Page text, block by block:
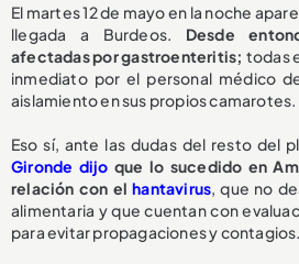
El martes 12 de mayo en la noche
llegada a Burdeos. Desde
afectadas por gastroenteritis; todas
inmediato por el personal médico
aislamiento en sus propios camarotes.
Eso sí, ante las dudas del resto del
Gironde dijo que lo sucedido en
relación con elhantavirus, que no
alimentaria y que cuentan con
para evitar propagaciones y contagios.